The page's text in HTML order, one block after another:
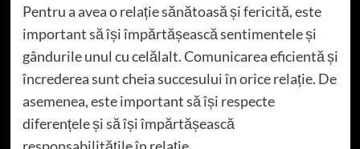
Pentru a avea o relație sănătoasă și fericită, este
important să își împărtășească sentimentele și
gândurile unul cu celălalt. Comunicarea eficientă și
încrederea sunt cheia succesului în orice relație. De
asemenea, este important să își respecte
diferențele și să își împărtășească